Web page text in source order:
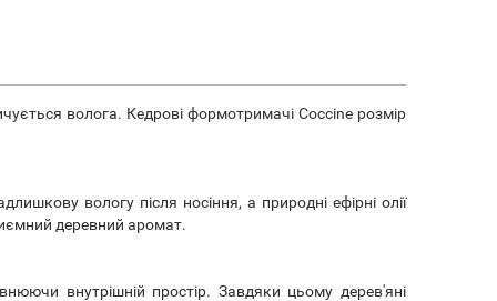
волога. Кедрові формотримачі Coccine розмір
вологу після носіння, а природні ефірні олії
деревний аромат.
внутрішній простір. Завдяки цьому дерев'яні